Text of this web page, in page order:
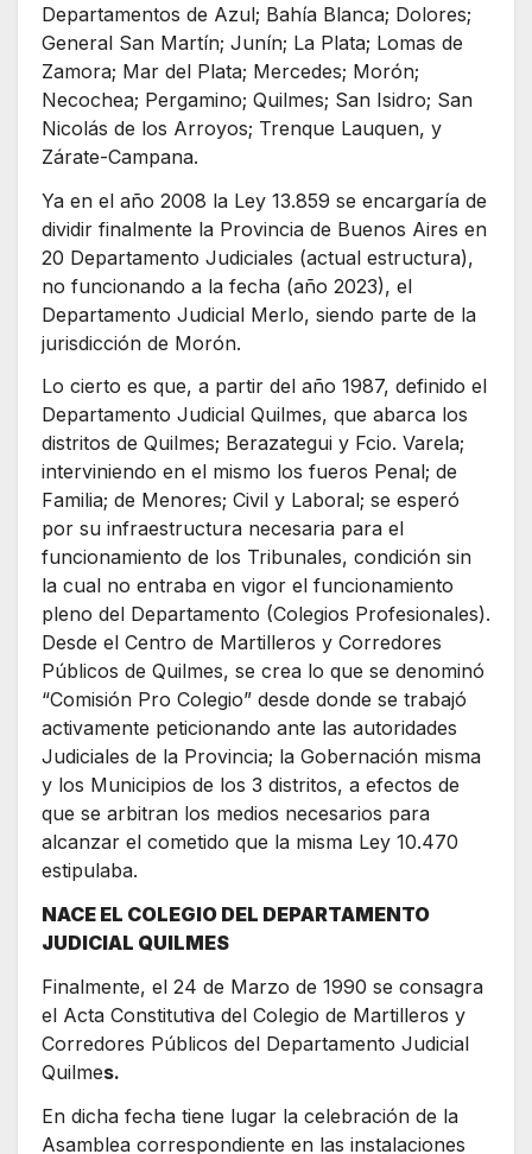
Departamentos de Azul; Bahía Blanca; Dolores;
General San Martín; Junín; La Plata; Lomas de
Zamora; Mar del Plata; Mercedes; Morón;
Necochea; Pergamino; Quilmes; San Isidro; San
Nicolás de los Arroyos; Trenque Lauquen, y
Zárate-Campana.
Ya en el año 2008 la Ley 13.859 se encargaría de
dividir finalmente la Provincia de Buenos Aires en
20 Departamento Judiciales (actual estructura),
no funcionando a la fecha (año 2023), el
Departamento Judicial Merlo, siendo parte de la
jurisdicción de Morón.
Lo cierto es que, a partir del año 1987, definido el
Departamento Judicial Quilmes, que abarca los
distritos de Quilmes; Berazategui y Fcio. Varela;
interviniendo en el mismo los fueros Penal; de
Familia; de Menores; Civil y Laboral; se esperó
por su infraestructura necesaria para el
funcionamiento de los Tribunales, condición sin
la cual no entraba en vigor el funcionamiento
pleno del Departamento (Colegios Profesionales).
Desde el Centro de Martilleros y Corredores
Públicos de Quilmes, se crea lo que se denominó
“Comisión Pro Colegio” desde donde se trabajó
activamente peticionando ante las autoridades
Judiciales de la Provincia; la Gobernación misma
y los Municipios de los 3 distritos, a efectos de
que se arbitran los medios necesarios para
alcanzar el cometido que la misma Ley 10.470
estipulaba.
NACE EL COLEGIO DEL DEPARTAMENTO
JUDICIAL QUILMES
Finalmente, el 24 de Marzo de 1990 se consagra
el Acta Constitutiva del Colegio de Martilleros y
Corredores Públicos del Departamento Judicial
Quilmes.
En dicha fecha tiene lugar la celebración de la
Asamblea correspondiente en las instalaciones